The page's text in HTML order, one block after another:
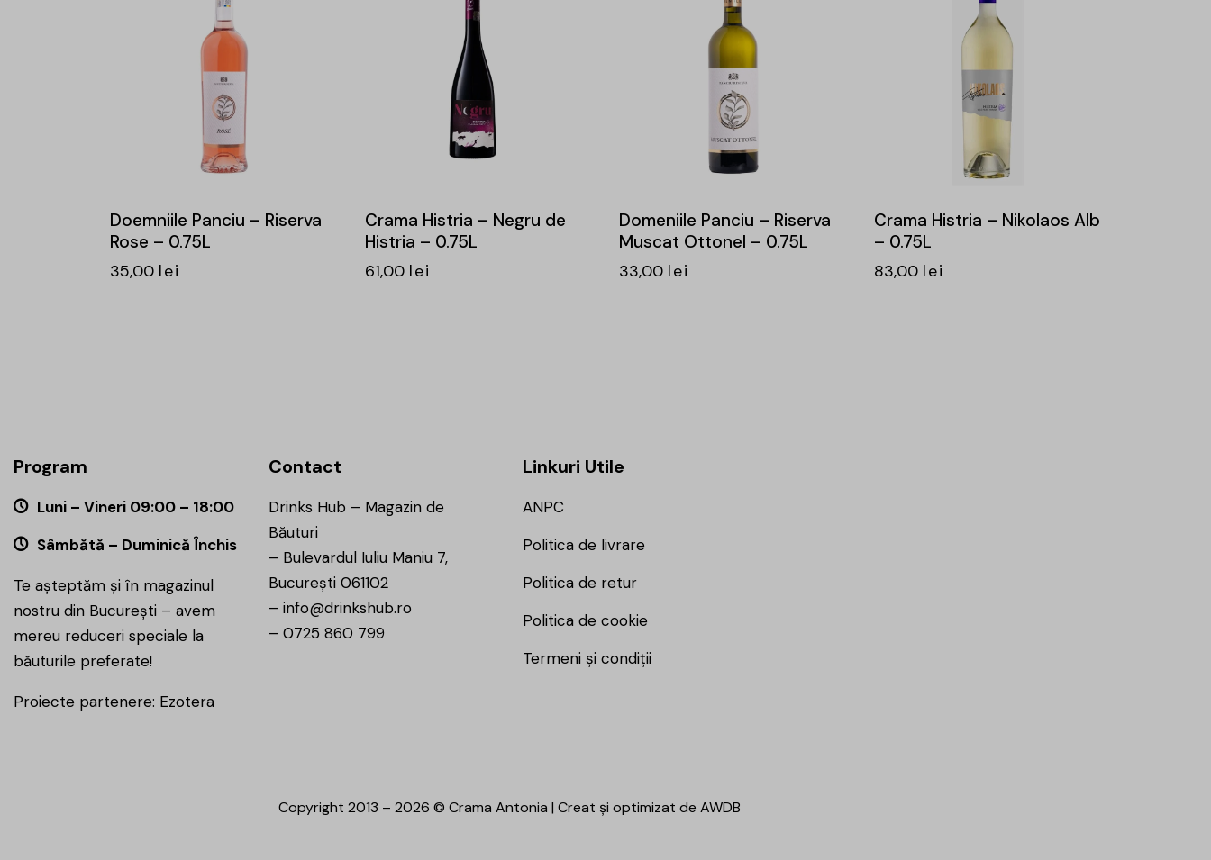
Doemniile Panciu – Riserva
Rose – 0.75L
35,00 lei
Crama Histria – Negru de
Histria – 0.75L
61,00 lei
Domeniile Panciu – Riserva
Muscat Ottonel – 0.75L
33,00 lei
Crama Histria – Nikolaos Alb
– 0.75L
83,00 lei
Program
Luni – Vineri 09:00 – 18:00
Sâmbătă – Duminică Închis
Te așteptăm și în magazinul
nostru din București – avem
mereu reduceri speciale la
băuturile preferate!
Proiecte partenere: Ezotera
Contact
Drinks Hub – Magazin de
Băuturi
– Bulevardul Iuliu Maniu 7,
București 061102
– info@drinkshub.ro
– 0725 860 799
Linkuri Utile
ANPC
Politica de livrare
Politica de retur
Politica de cookie
Termeni și condiții
Copyright 2013 – 2026 © Crama Antonia | Creat și optimizat de AWDB